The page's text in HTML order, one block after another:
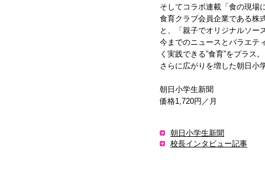
そしてコラボ連載「食の現場
食育クラブ会員企業である株
と、「親子でオリジナルソー
今までのニュースとバラエテ
く実践できる”食育”をプラス。
さらに広がりを増した朝日小
朝日小学生新聞
価格1,720円／月
朝日小学生新聞
校長インタビュー記事